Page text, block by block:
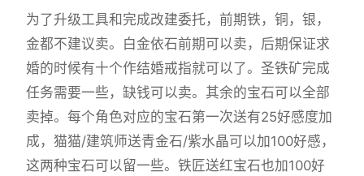
为了升级工具和完成改建委托，前期铁，铜，银，
金都不建议卖。白金依石前期可以卖，后期保证求
婚的时候有十个作结婚戒指就可以了。圣铁矿完成
任务需要一些，缺钱可以卖。其余的宝石可以全部
卖掉。每个角色对应的宝石第一次送有25好感度加
成，猫猫/建筑师送青金石/紫水晶可以加100好感，
这两种宝石可以留一些。铁匠送红宝石也加100好